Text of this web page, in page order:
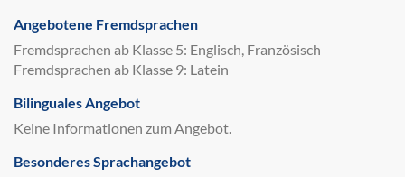
Angebotene Fremdsprachen
Fremdsprachen ab Klasse 5: Englisch, Französisch
Fremdsprachen ab Klasse 9: Latein
Bilinguales Angebot
Keine Informationen zum Angebot.
Besonderes Sprachangebot